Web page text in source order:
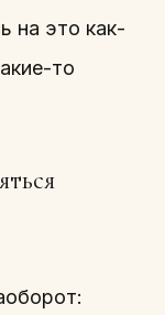
на это как-
то